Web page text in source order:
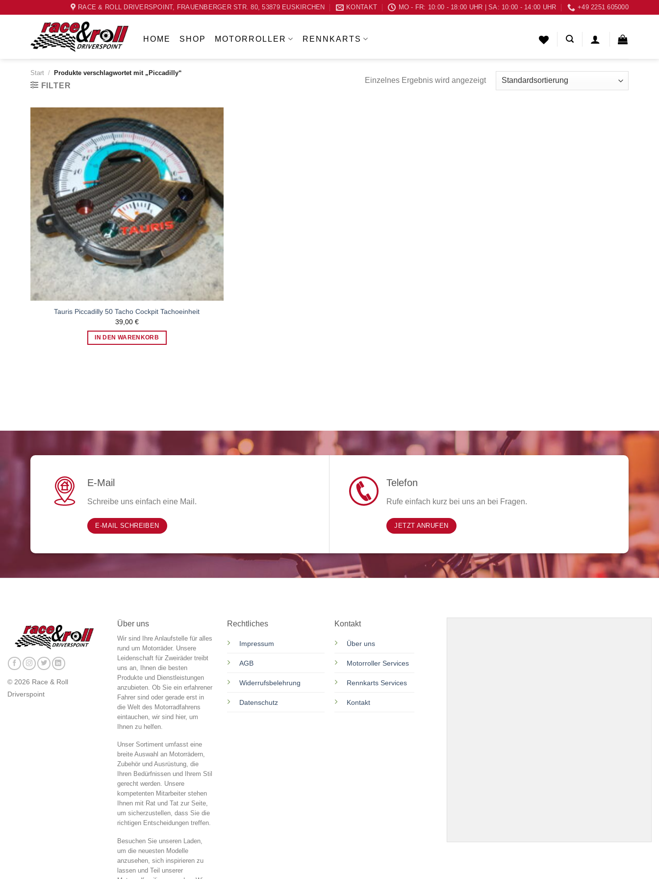
RACE & ROLL DRIVERSPOINT, FRAUENBERGER STR. 80, 53879 EUSKIRCHEN KONTAKT MO - FR: 10:00 - 18:00 UHR | SA: 10:00 - 14:00 UHR +49 2251 605000
HOME SHOP MOTORROLLER RENNKARTS
Start / Produkte verschlagwortet mit „Piccadilly“
FILTER
Einzelnes Ergebnis wird angezeigt
Wunschzettel
hinzufügen
Tauris Piccadilly 50 Tacho Cockpit Tachoeinheit
39,00 €
IN DEN WARENKORB
E-Mail
Schreibe uns einfach eine Mail.
E-MAIL SCHREIBEN
Telefon
Rufe einfach kurz bei uns an bei Fragen.
JETZT ANRUFEN
© 2026 Race & Roll
Driverspoint
Über uns
Wir sind Ihre Anlaufstelle für alles
rund um Motorräder. Unsere
Leidenschaft für Zweiräder treibt
uns an, Ihnen die besten
Produkte und Dienstleistungen
anzubieten. Ob Sie ein erfahrener
Fahrer sind oder gerade erst in
die Welt des Motorradfahrens
eintauchen, wir sind hier, um
Ihnen zu helfen.
Unser Sortiment umfasst eine
breite Auswahl an Motorrädern,
Zubehör und Ausrüstung, die
Ihren Bedürfnissen und Ihrem Stil
gerecht werden. Unsere
kompetenten Mitarbeiter stehen
Ihnen mit Rat und Tat zur Seite,
um sicherzustellen, dass Sie die
richtigen Entscheidungen treffen.
Besuchen Sie unseren Laden,
um die neuesten Modelle
anzusehen, sich inspirieren zu
lassen und Teil unserer
Rechtliches
Impressum
AGB
Widerrufsbelehrung
Datenschutz
Kontakt
Über uns
Motorroller Services
Rennkarts Services
Kontakt